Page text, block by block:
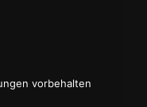
vorbehalten